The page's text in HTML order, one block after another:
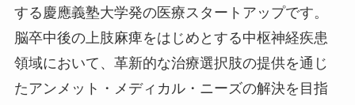
する慶應義塾大学発の医療スタートアップです。
脳卒中後の上肢麻痺をはじめとする中枢神経疾患
領域において、革新的な治療選択肢の提供を通じ
たアンメット・メディカル・ニーズの解決を目指